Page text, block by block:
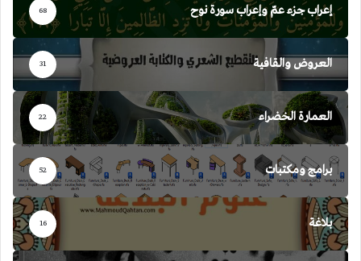
إعراب جزء عمّ وإعراب سورة نوح 68
العروض والقافية 31
العمارة الخضراء 22
برامج ومكتبات 52
بلاغة 16